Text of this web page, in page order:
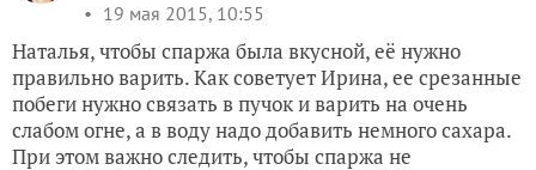
19 мая 2015, 10:55
Наталья, чтобы спаржа была вкусной, её нужно
правильно варить. Как советует Ирина, ее срезанные
побеги нужно связать в пучок и варить на очень
слабом огне, а в воду надо добавить немного сахара.
При этом важно следить, чтобы спаржа не